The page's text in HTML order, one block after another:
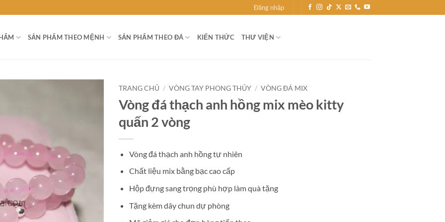
Đăng nhập
SẢN PHẨM THEO MỆNH SẢN PHẨM THEO ĐÁ KIẾN THỨC THƯ VIỆN
TRANG CHỦ / VÒNG TAY PHONG THỦY / VÒNG ĐÁ MIX
Vòng đá thạch anh hồng mix mèo kitty
quấn 2 vòng
Vòng đá thạch anh hồng tự nhiên
Chất liệu mix bằng bạc cao cấp
Hộp đựng sang trọng phù hợp làm quà tặng
Tặng kèm dây chun dự phòng